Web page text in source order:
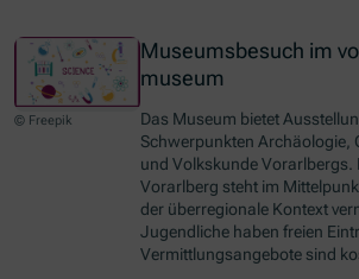
© Freepik
Museumsbesuch im
museum
Das Museum bietet
Schwerpunkten Archäologie,
und Volkskunde Vorarlbergs.
Vorarlberg steht im
der überregionale Kontext
Jugendliche haben freien
Vermittlungsangebote sind